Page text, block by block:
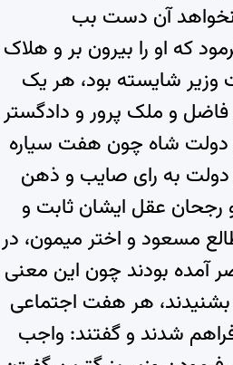
نخواهد آن دست بب
که او را بیرون بر و هلاک
وزیر شایسته بود، هر یک
و ملک پرور و دادگستر
شاه چون هفت سیاره
دولت به رای صایب و ذهن
رجحان عقل ایشان ثابت و
مسعود و اختر میمون، در
بودند چون این معنی
هر هفت اجتماعی
فراهم شدند و گفتند: واجب